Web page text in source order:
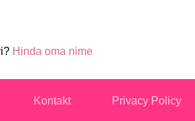
Hinda oma nime
Kontakt Privacy Policy